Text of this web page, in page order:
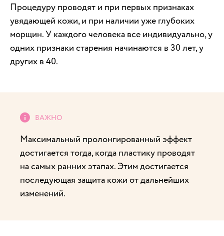
Процедуру проводят и при первых признаках
увядающей кожи, и при наличии уже глубоких
морщин. У каждого человека все индивидуально, у
одних признаки старения начинаются в 30 лет, у
других в 40.
Максимальный пролонгированный эффект
достигается тогда, когда пластику проводят
на самых ранних этапах. Этим достигается
последующая защита кожи от дальнейших
изменений.